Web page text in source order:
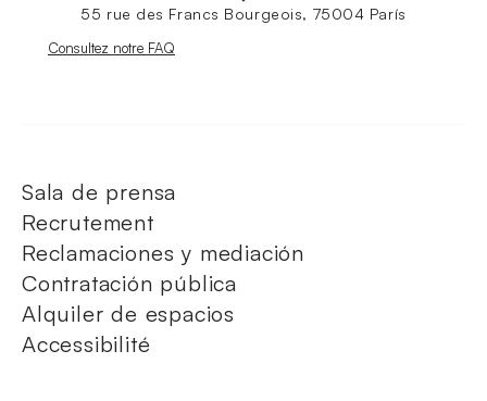
55 rue des Francs Bourgeois, 75004 París
Nouvelle fenêtre
Consultez notre FAQ
Sala de prensa
Recrutement
Reclamaciones y mediación
Contratación pública
Alquiler de espacios
Accessibilité